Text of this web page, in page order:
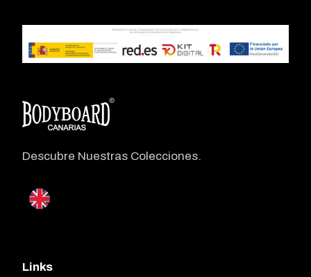
Descubre Nuestras Colecciones.
Links